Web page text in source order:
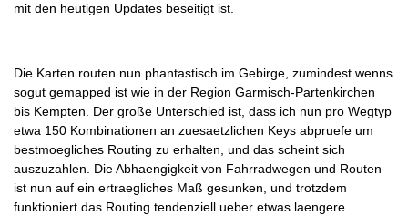
mit den heutigen Updates beseitigt ist.
Die Karten routen nun phantastisch im Gebirge, zumindest wenns
sogut gemapped ist wie in der Region Garmisch-Partenkirchen
bis Kempten. Der große Unterschied ist, dass ich nun pro Wegtyp
etwa 150 Kombinationen an zuesaetzlichen Keys abpruefe um
bestmoegliches Routing zu erhalten, und das scheint sich
auszuzahlen. Die Abhaengigkeit von Fahrradwegen und Routen
ist nun auf ein ertraegliches Maß gesunken, und trotzdem
funktioniert das Routing tendenziell ueber etwas laengere